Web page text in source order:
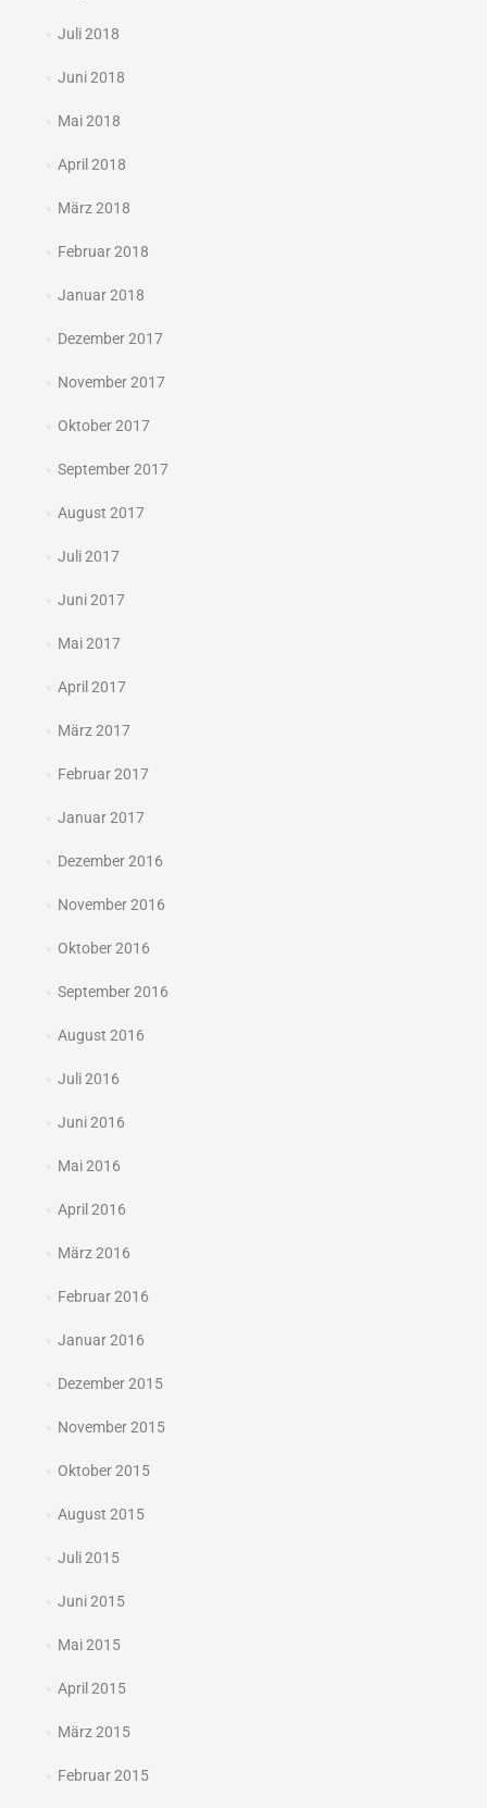
Juli 2018
Juni 2018
Mai 2018
April 2018
März 2018
Februar 2018
Januar 2018
Dezember 2017
November 2017
Oktober 2017
September 2017
August 2017
Juli 2017
Juni 2017
Mai 2017
April 2017
März 2017
Februar 2017
Januar 2017
Dezember 2016
November 2016
Oktober 2016
September 2016
August 2016
Juli 2016
Juni 2016
Mai 2016
April 2016
März 2016
Februar 2016
Januar 2016
Dezember 2015
November 2015
Oktober 2015
August 2015
Juli 2015
Juni 2015
Mai 2015
April 2015
März 2015
Februar 2015